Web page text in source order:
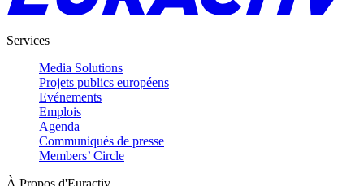
Services
Media Solutions
Projets publics européens
Evénements
Emplois
Agenda
Communiqués de presse
Members’ Circle
À Propos d'Euractiv